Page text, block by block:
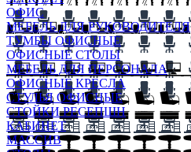
ОФИС
МЕБЕЛЬ ДЛЯ РУКОВОДИТЕЛЯ
ТУМБЫ ОФИСНЫЕ
ОФИСНЫЕ СТОЛЫ
МЕБЕЛЬ ДЛЯ ПЕРСОНАЛА
ОФИСНЫЕ КРЕСЛА
СТУЛЬЯ ОФИСНЫЕ
СТОЙКИ РЕСЕПШН
КАБИНЕТ
МАССИВ